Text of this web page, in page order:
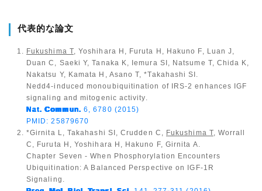
代表的な論文
Fukushima T, Yoshihara H, Furuta H, Hakuno F, Luan J,
Duan C, Saeki Y, Tanaka K, Iemura SI, Natsume T, Chida K,
Nakatsu Y, Kamata H, Asano T, *Takahashi SI.
Nedd4-induced monoubiquitination of IRS-2 enhances IGF
signaling and mitogenic activity.
Nat. Commun. 6, 6780 (2015)
PMID: 25879670
*Girnita L, Takahashi SI, Crudden C, Fukushima T, Worrall
C, Furuta H, Yoshihara H, Hakuno F, Girnita A.
Chapter Seven - When Phosphorylation Encounters
Ubiquitination: A Balanced Perspective on IGF-1R
Signaling.